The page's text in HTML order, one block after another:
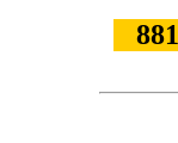
881